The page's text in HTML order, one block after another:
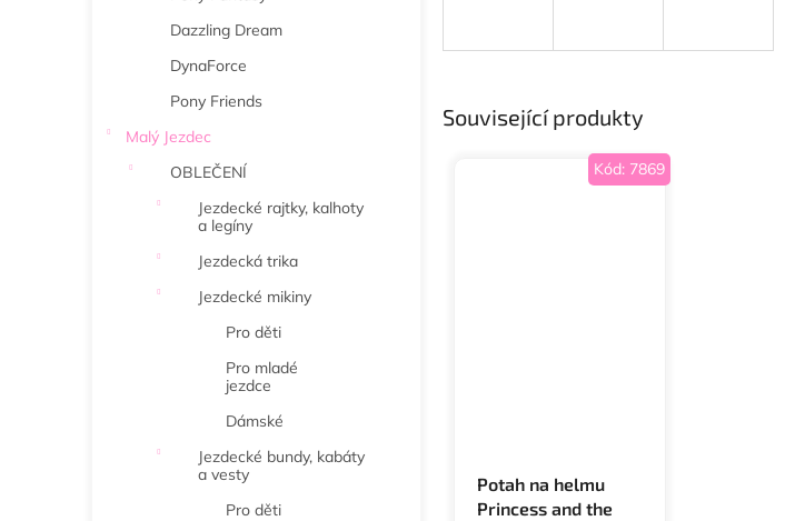
Dazzling Dream
DynaForce
Pony Friends
Malý Jezdec
OBLEČENÍ
Jezdecké rajtky, kalhoty
a legíny
Jezdecká trika
Jezdecké mikiny
Pro děti
Pro mladé
jezdce
Dámské
Jezdecké bundy, kabáty
a vesty
Pro děti
Související produkty
Potah na helmu
Princess and the
Kód: 7869